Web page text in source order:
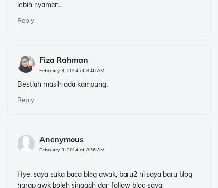
lebih nyaman..
Reply
Fiza Rahman
February 3, 2014 at 8:46 AM
Bestlah masih ada kampung.
Reply
Anonymous
February 3, 2014 at 8:56 AM
Hye, saya suka baca blog awak, baru2 ni saya baru blog
harap awk boleh singgah dan follow blog saya.